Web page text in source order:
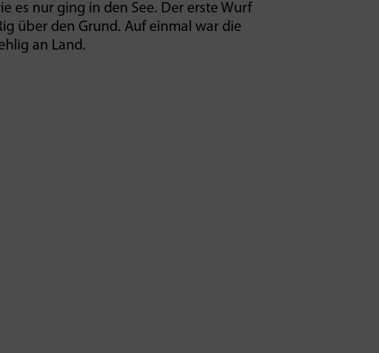
es nur ging in den See. Der erste Wurf
über den Grund. Auf einmal war die
an Land.